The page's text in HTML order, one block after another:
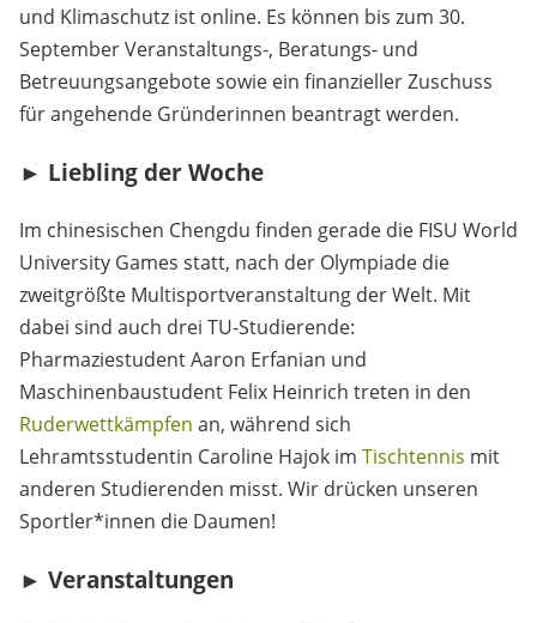
und Klimaschutz ist online. Es können bis zum 30.
September Veranstaltungs-, Beratungs- und
Betreuungsangebote sowie ein finanzieller Zuschuss
für angehende Gründerinnen beantragt werden.
► Liebling der Woche
Im chinesischen Chengdu finden gerade die FISU World
University Games statt, nach der Olympiade die
zweitgrößte Multisportveranstaltung der Welt. Mit
dabei sind auch drei TU-Studierende:
Pharmaziestudent Aaron Erfanian und
Maschinenbaustudent Felix Heinrich treten in den
Ruderwettkämpfen an, während sich
Lehramtsstudentin Caroline Hajok im Tischtennis mit
anderen Studierenden misst. Wir drücken unseren
Sportler*innen die Daumen!
► Veranstaltungen